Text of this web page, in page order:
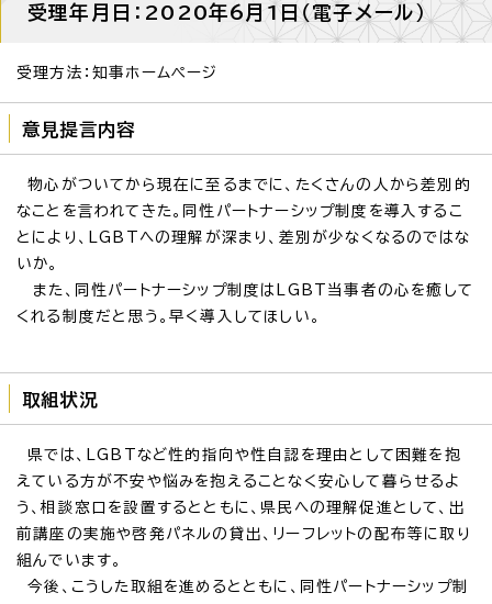
受理年月日：2020年6月1日（電子メール）
受理方法：知事ホームページ
意見提言内容
物心がついてから現在に至るまでに、たくさんの人から差別的
なことを言われてきた。同性パートナーシップ制度を導入するこ
とにより、LGBTへの理解が深まり、差別が少なくなるのではな
いか。
また、同性パートナーシップ制度はLGBT当事者の心を癒して
くれる制度だと思う。早く導入してほしい。
取組状況
県では、LGBTなど性的指向や性自認を理由として困難を抱
えている方が不安や悩みを抱えることなく安心して暮らせるよ
う、相談窓口を設置するとともに、県民への理解促進として、出
前講座の実施や啓発パネルの貸出、リーフレットの配布等に取り
組んでいます。
今後、こうした取組を進めるとともに、同性パートナーシップ制